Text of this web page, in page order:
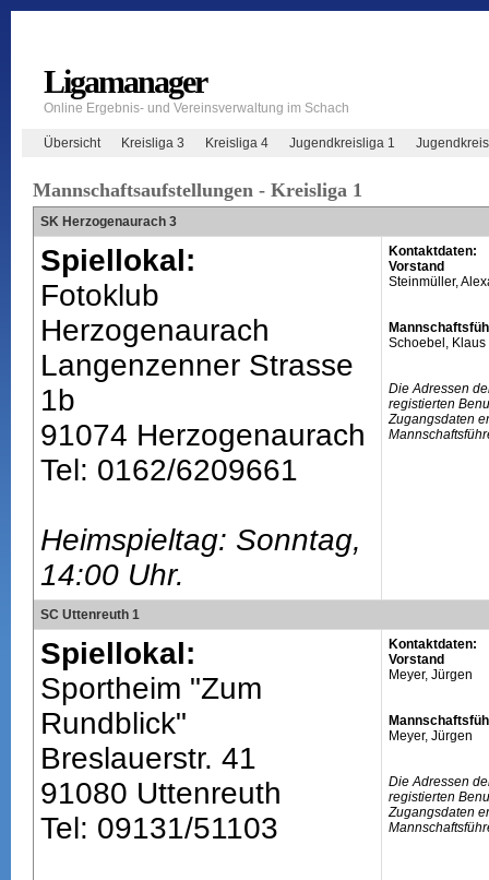
Ligamanager
Online Ergebnis- und Vereinsverwaltung im Schach
Übersicht Kreisliga 3 Kreisliga 4 Jugendkreisliga 1
Mannschaftsaufstellungen - Kreisliga 1
SK Herzogenaurach 3
Spiellokal:
Fotoklub
Herzogenaurach
Langenzenner Strasse
1b
91074 Herzogenaurach
Tel: 0162/6209661
Heimspieltag: Sonntag,
14:00 Uhr.
Kontaktdaten:
Vorstand
Steinmüller,
Schoebel, Klaus
Die Adressen
registierten
Zugangsdaten
SC Uttenreuth 1
Spiellokal:
Sportheim "Zum
Rundblick"
Breslauerstr. 41
91080 Uttenreuth
Tel: 09131/51103
Kontaktdaten:
Vorstand
Meyer, Jürgen
Meyer, Jürgen
Die Adressen
registierten
Zugangsdaten